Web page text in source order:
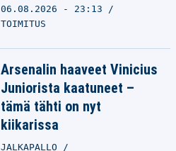
06.08.2026 - 23:13
TOIMITUS
Arsenalin haaveet Vinicius
Juniorista kaatuneet –
tämä tähti on nyt
kiikarissa
JALKAPALLO